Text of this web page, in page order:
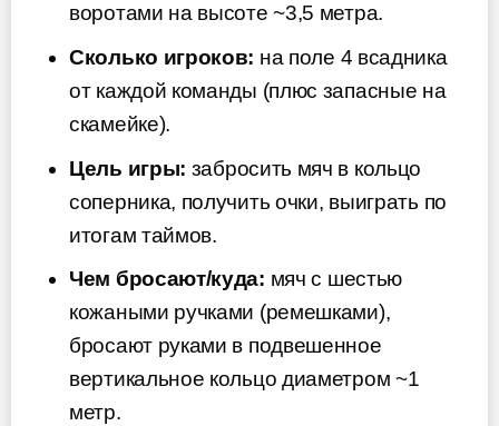
воротами на высоте ~3,5 метра.
Сколько игроков: на поле 4 всадника
от каждой команды (плюс запасные на
скамейке).
Цель игры: забросить мяч в кольцо
соперника, получить очки, выиграть по
итогам таймов.
Чем бросают/куда: мяч с шестью
кожаными ручками (ремешками),
бросают руками в подвешенное
вертикальное кольцо диаметром ~1
метр.